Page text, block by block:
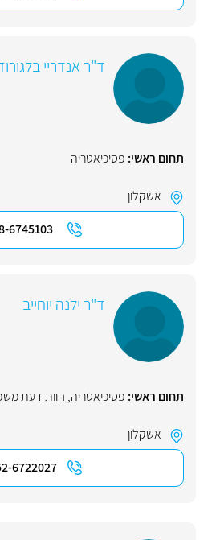
ד"ר אנדריי
תחום ראשי: פסיכיאטריה
אשקלון
6745103
ד"ר ילנה יוחייב
תחום ראשי: פסיכיאטריה, חוות דעת
אשקלון
6722027